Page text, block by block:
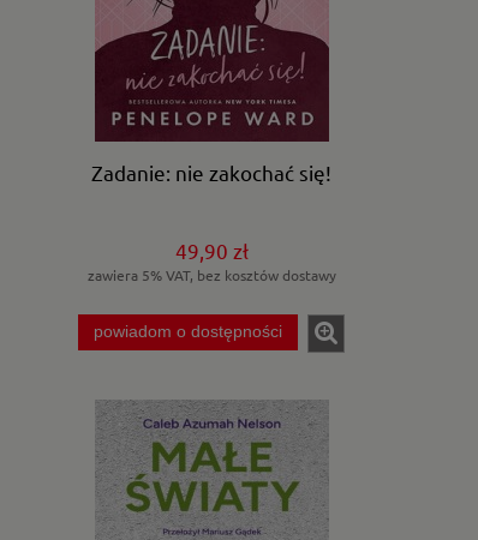
Zadanie: nie zakochać się!
49,90 zł
zawiera 5% VAT, bez kosztów dostawy
powiadom o dostępności